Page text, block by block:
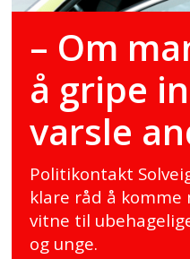
– Om
å gripe
varsle
Politikontakt
klare råd å
vitne til
og unge.